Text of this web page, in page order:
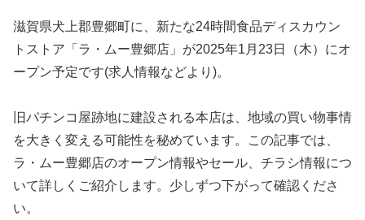
滋賀県犬上郡豊郷町に、新たな24時間食品ディスカウン
トストア「ラ・ムー豊郷店」が2025年1月23日（木）にオ
ープン予定です(求人情報などより)。
旧パチンコ屋跡地に建設される本店は、地域の買い物事情
を大きく変える可能性を秘めています。この記事では、
ラ・ムー豊郷店のオープン情報やセール、チラシ情報につ
いて詳しくご紹介します。少しずつ下がって確認くださ
い。